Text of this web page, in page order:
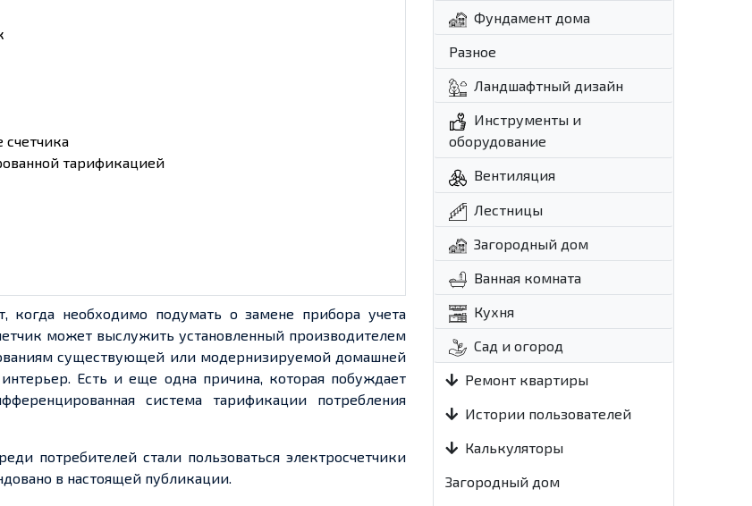
тарификацией
когда необходимо подумать о замене прибора учета
может выслужить установленный производителем
существующей или модернизируемой домашней
Есть иеще одна причина, которая побуждает
система тарификации потребления
потребителей стали пользоваться электросчетчики
в настоящей публикации.
Фундамент дома
Разное
Ландшафтный дизайн
Инструменты и
оборудование
Вентиляция
Лестницы
Загородный дом
Ванная комната
Кухня
Сад и огород
Ремонт квартиры
Истории пользователей
Калькуляторы
Загородный дом